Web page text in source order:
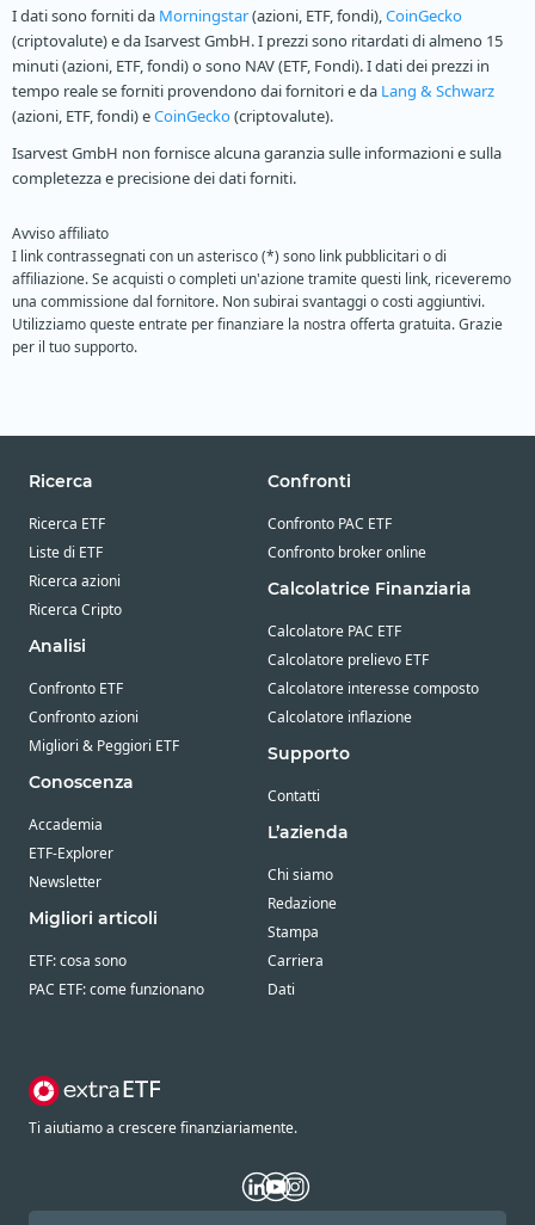
I dati sono forniti da Morningstar(azioni, ETF, fondi),CoinGecko
(criptovalute) e da Isarvest GmbH. I prezzi sono ritardati di almeno 15
minuti (azioni, ETF, fondi) o sono NAV (ETF, Fondi). I dati dei prezzi in
tempo reale se forniti provendono dai fornitori e da Lang & Schwarz
(azioni, ETF, fondi) eCoinGecko(criptovalute).
Isarvest GmbH non fornisce alcuna garanzia sulle informazioni e sulla
completezza e precisione dei dati forniti.
Avviso affiliato
I link contrassegnati con un asterisco (*) sono link pubblicitari o di
affiliazione. Se acquisti o completi un'azione tramite questi link, riceveremo
una commissione dal fornitore. Non subirai svantaggi o costi aggiuntivi.
Utilizziamo queste entrate per finanziare la nostra offerta gratuita. Grazie
per il tuo supporto.
Ricerca
Ricerca ETF
Liste di ETF
Ricerca azioni
Ricerca Cripto
Analisi
Confronto ETF
Confronto azioni
Migliori & Peggiori ETF
Conoscenza
Accademia
ETF-Explorer
Newsletter
Migliori articoli
ETF: cosa sono
PAC ETF: come funzionano
Confronti
Confronto PAC ETF
Confronto broker online
Calcolatrice Finanziaria
Calcolatore PAC ETF
Calcolatore prelievo ETF
Calcolatore interesse composto
Calcolatore inflazione
Supporto
Contatti
L’azienda
Chi siamo
Redazione
Stampa
Carriera
Dati
Ti aiutiamo a crescere finanziariamente.